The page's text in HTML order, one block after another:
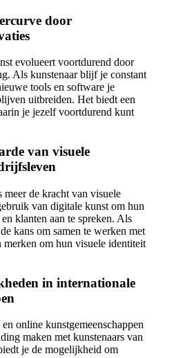
door
evolueert voortdurend door
Als kunstenaar blijf je constant
tools en software je
uitbreiden. Het biedt een
je jezelf voortdurend kunt
van visuele
meer de kracht van visuele
van digitale kunst om hun
klanten aan te spreken. Als
kans om samen te werken met
om hun visuele identiteit
in internationale
online kunstgemeenschappen
maken met kunstenaars van
je de mogelijkheid om